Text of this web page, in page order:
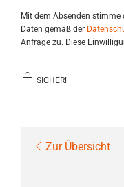
Mit dem Absenden stimme
Daten gemäß der
Anfrage zu. Diese
SICHER!
Zur Übersicht